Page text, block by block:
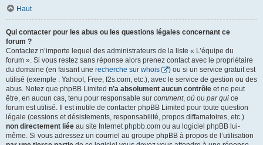
Haut
Qui contacter pour les abus ou les questions légales concernant ce
forum ?
Contactez n’importe lequel des administrateurs de la liste « L’équipe du
forum ». Si vous restez sans réponse alors prenez contact avec le propriétaire
du domaine (en faisant une recherche sur whois
) ou si un service gratuit est
utilisé (exemple : Yahoo!, Free, f2s.com, etc.), avec le service de gestion ou des
abus. Notez que phpBB Limited n’a absolument aucun contrôle et ne peut
être, en aucun cas, tenu pour responsable sur comment, où ou par qui ce
forum est utilisé. Il est inutile de contacter phpBB Limited pour toute question
légale (cessions et désistements, responsabilité, propos diffamatoires, etc.)
non directement liée au site Internet phpbb.com ou au logiciel phpBB lui-
même. Si vous adressez un courriel au groupe phpBB à propos de l’utilisation